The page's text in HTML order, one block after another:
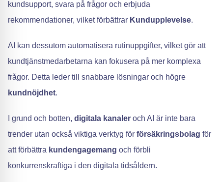
kundsupport, svara på frågor och erbjuda
rekommendationer, vilket förbättrar Kundupplevelse.
AI kan dessutom automatisera rutinuppgifter, vilket gör att
kundtjänstmedarbetarna kan fokusera på mer komplexa
frågor. Detta leder till snabbare lösningar och högre
kundnöjdhet.
I grund och botten, digitala kanaler och AI är inte bara
trender utan också viktiga verktyg för försäkringsbolag för
att förbättra kundengagemang och förbli
konkurrenskraftiga i den digitala tidsåldern.